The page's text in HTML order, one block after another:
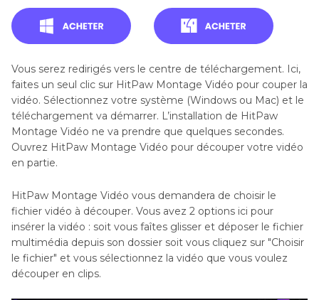
Vous serez redirigés vers le centre de téléchargement. Ici,
faites un seul clic sur HitPaw Montage Vidéo pour couper la
vidéo. Sélectionnez votre système (Windows ou Mac) et le
téléchargement va démarrer. L’installation de HitPaw
Montage Vidéo ne va prendre que quelques secondes.
Ouvrez HitPaw Montage Vidéo pour découper votre vidéo
en partie.
HitPaw Montage Vidéo vous demandera de choisir le
fichier vidéo à découper. Vous avez 2 options ici pour
insérer la vidéo : soit vous faîtes glisser et déposer le fichier
multimédia depuis son dossier soit vous cliquez sur "Choisir
le fichier" et vous sélectionnez la vidéo que vous voulez
découper en clips.